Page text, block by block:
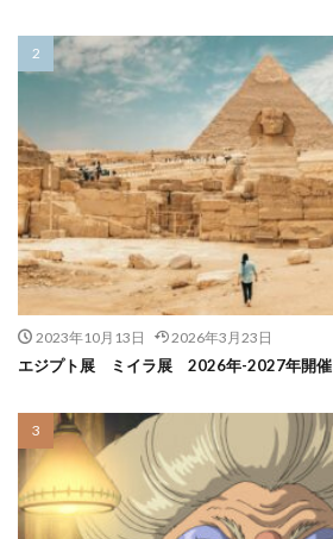
2023年10月13日 2026年3月23日
エジプト展 ミイラ展 2026年-2027年開催